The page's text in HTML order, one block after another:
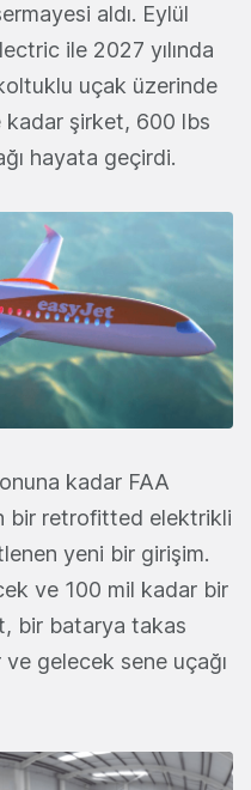
aldı. Eylül
ile 2027 yılında
uçak üzerinde
kadar şirket, 600 lbs
hayata geçirdi.
kadar FAA
bir retrofitted elektrikli
yeni bir girişim.
ve 100 mil kadar bir
bir batarya takas
gelecek sene uçağı